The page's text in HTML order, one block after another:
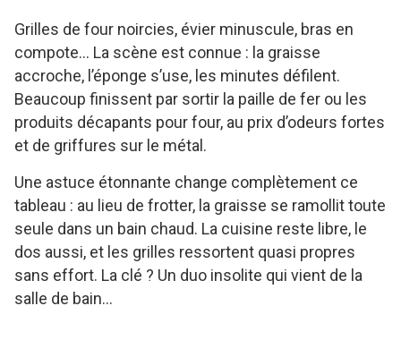
Grilles de four noircies, évier minuscule, bras en
compote… La scène est connue : la graisse
accroche, l’éponge s’use, les minutes défilent.
Beaucoup finissent par sortir la paille de fer ou les
produits décapants pour four, au prix d’odeurs fortes
et de griffures sur le métal.
Une astuce étonnante change complètement ce
tableau : au lieu de frotter, la graisse se ramollit toute
seule dans un bain chaud. La cuisine reste libre, le
dos aussi, et les grilles ressortent quasi propres
sans effort. La clé ? Un duo insolite qui vient de la
salle de bain…